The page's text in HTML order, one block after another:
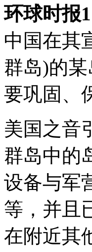
环球时报
中国在其
群岛)的
要巩固、
美国之音
群岛中的
设备与军
等，并且
在附近其